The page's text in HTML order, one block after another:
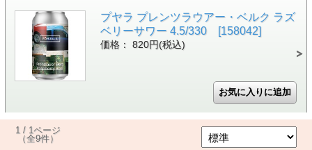
プヤラ プレンツラウアー・ベルク ラズ
ベリーサワー 4.5/330 [158042]
価格： 820円(税込)
1 / 1ページ
（全9件）